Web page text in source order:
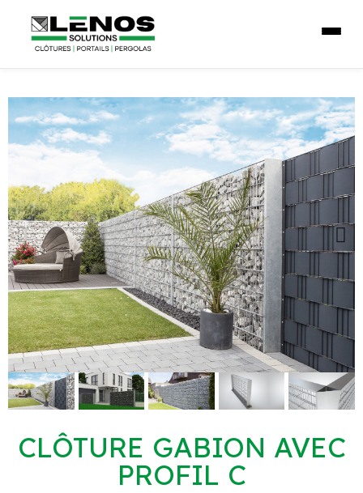
CLÔTURE GABION AVEC
PROFIL C